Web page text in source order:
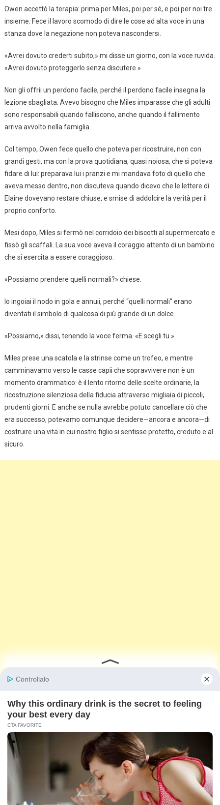
Owen accettò la terapia: prima per Miles, poi per sé, e poi per noi tre
insieme. Fece il lavoro scomodo di dire le cose ad alta voce in una
stanza dove la negazione non poteva nascondersi.
«Avrei dovuto crederti subito,» mi disse un giorno, con la voce ruvida.
«Avrei dovuto proteggerlo senza discutere.»
Non gli offrii un perdono facile, perché il perdono facile insegna la
lezione sbagliata. Avevo bisogno che Miles imparasse che gli adulti
sono responsabili quando falliscono, anche quando il fallimento
arriva avvolto nella famiglia.
Col tempo, Owen fece quello che poteva per ricostruire, non con
grandi gesti, ma con la prova quotidiana, quasi noiosa, che si poteva
fidare di lui: preparava lui i pranzi e mi mandava foto di quello che
aveva messo dentro, non discuteva quando dicevo che le lettere di
Elaine dovevano restare chiuse, e smise di addolcire la verità per il
proprio conforto.
Mesi dopo, Miles si fermò nel corridoio dei biscotti al supermercato e
fissò gli scaffali. La sua voce aveva il coraggio attento di un bambino
che si esercita a essere coraggioso.
«Possiamo prendere quelli normali?» chiese.
Io ingoiai il nodo in gola e annuii, perché “quelli normali” erano
diventati il simbolo di qualcosa di più grande di un dolce.
«Possiamo,» dissi, tenendo la voce ferma. «E scegli tu.»
Miles prese una scatola e la strinse come un trofeo, e mentre
camminavamo verso le casse capii che sopravvivere non è un
momento drammatico: è il lento ritorno delle scelte ordinarie, la
ricostruzione silenziosa della fiducia attraverso migliaia di piccoli,
prudenti giorni. E anche se nulla avrebbe potuto cancellare ciò che
era successo, potevamo comunque decidere—ancora e ancora—di
costruire una vita in cui nostro figlio si sentisse protetto, creduto e al
sicuro.